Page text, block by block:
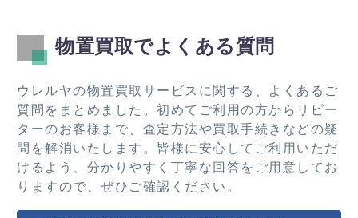
物置買取でよくある質問
ウレルヤの物置買取サービスに関する、よくあるご
質問をまとめました。初めてご利用の方からリピー
ターのお客様まで、査定方法や買取手続きなどの疑
問を解消いたします。皆様に安心してご利用いただ
けるよう、分かりやすく丁寧な回答をご用意してお
りますので、ぜひご確認ください。